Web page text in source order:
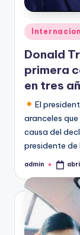
Publicado
en
Donald
primera
en tres
El
aranceles
causa del
presidente de
Publicado
admin